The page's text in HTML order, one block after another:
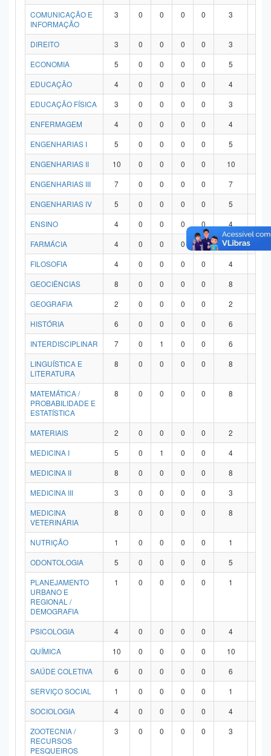
COMUNICAÇÃO E
INFORMAÇÃO
3 0 0 0 0 3
DIREITO 3 0 0 0 0 3
ECONOMIA
5 0 0 0 0 5
EDUCAÇÃO
4 0 0 0 0 4
EDUCAÇÃO FÍSICA
3 0 0 0 0 3
ENFERMAGEM
4 0 0 0 0 4
ENGENHARIAS I
5 0 0 0 0 5
ENGENHARIAS II
10 0 0 0 0 10
ENGENHARIAS III
7 0 0 0 0 7
ENGENHARIAS IV
5 0 0 0 0 5
ENSINO
4 0 0 0 0 4
FARMÁCIA
4 0 0 0 0 4
FILOSOFIA
4 0 0 0 0 4
GEOCIÊNCIAS
8 0 0 0 0 8
GEOGRAFIA
2 0 0 0 0 2
HISTÓRIA
6 0 0 0 0 6
INTERDISCIPLINAR
7 0 1 0 0 6
LINGUÍSTICA E
LITERATURA
8 0 0 0 0 8
MATEMÁTICA /
PROBABILIDADE E
ESTATÍSTICA
8 0 0 0 0 8
MATERIAIS 2 0 0 0 0 2
MEDICINA I
5 0 1 0 0 4
MEDICINA II
8 0 0 0 0 8
MEDICINA III
3 0 0 0 0 3
MEDICINA
VETERINÁRIA
8 0 0 0 0 8
NUTRIÇÃO 1 0 0 0 0 1
ODONTOLOGIA
5 0 0 0 0 5
PLANEJAMENTO
URBANO E
REGIONAL /
DEMOGRAFIA
1 0 0 0 0 1
PSICOLOGIA 4 0 0 0 0 4
QUÍMICA
10 0 0 0 0 10
SAÚDE COLETIVA
6 0 0 0 0 6
SERVIÇO SOCIAL
1 0 0 0 0 1
SOCIOLOGIA
4 0 0 0 0 4
ZOOTECNIA /
RECURSOS
PESQUEIROS
3 0 0 0 0 3